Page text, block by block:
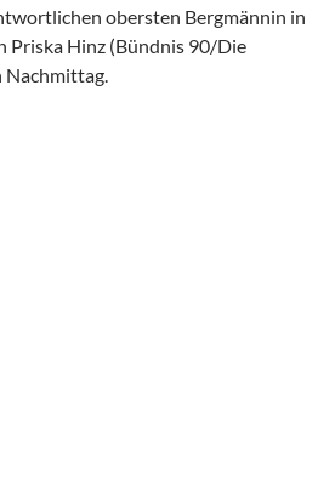
obersten Bergmännin in
Priska Hinz (Bündnis 90/Die
Nachmittag.